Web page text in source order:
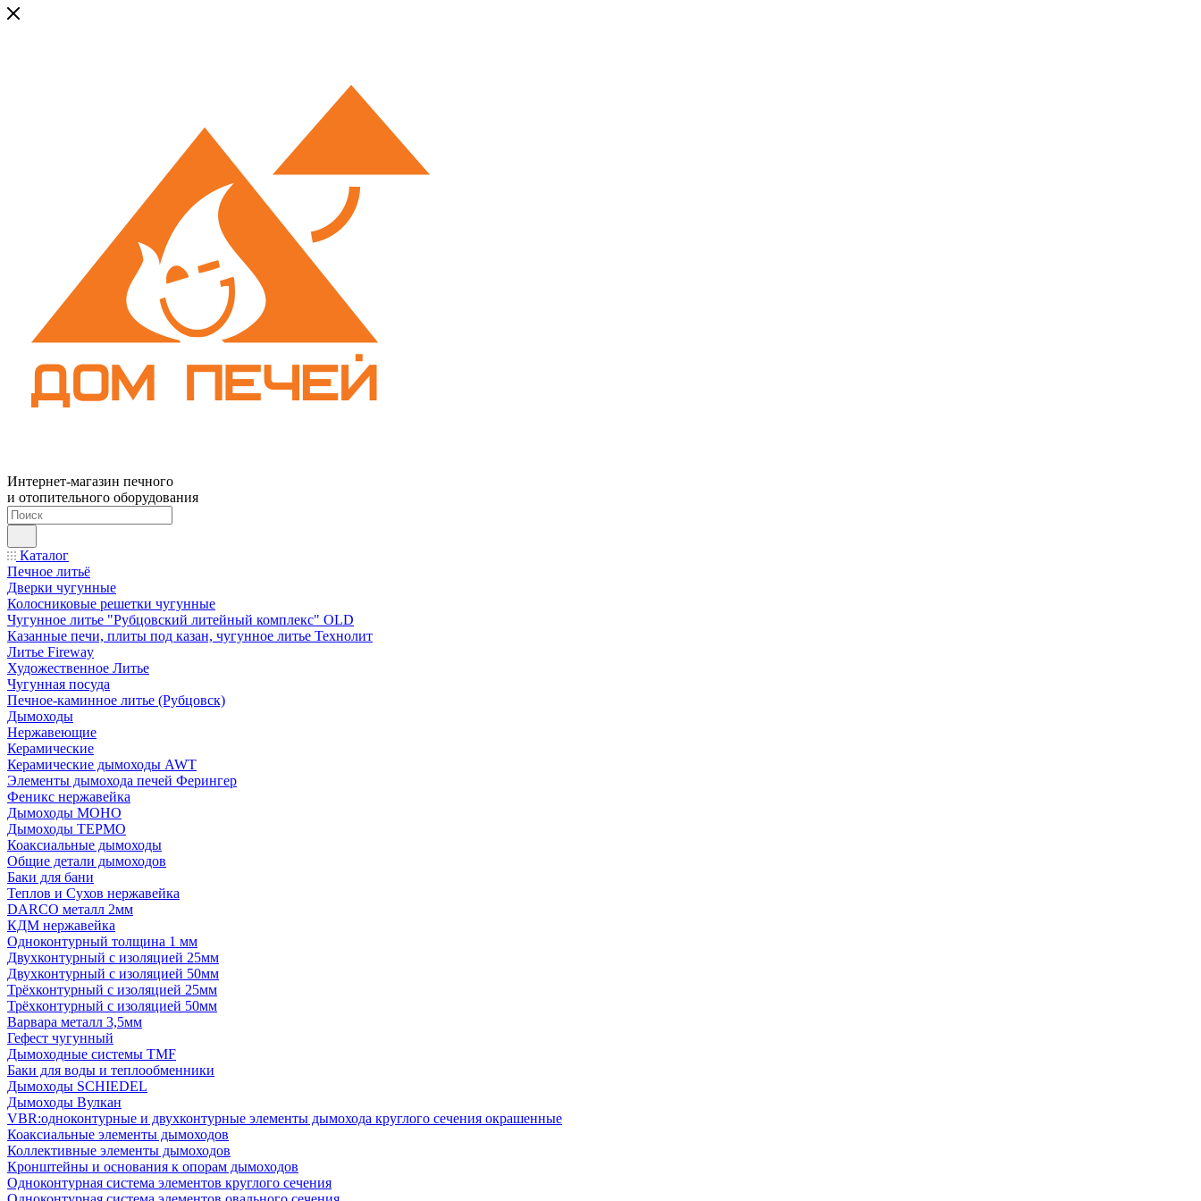
Интернет-магазин печного
и отопительного оборудования
Каталог
Печное литьё
Дверки чугунные
Колосниковые решетки чугунные
Чугунное литье "Рубцовский литейный комплекс" OLD
Казанные печи, плиты под казан, чугунное литье Технолит
Литье Fireway
Художественное Литье
Чугунная посуда
Печное-каминное литье (Рубцовск)
Дымоходы
Нержавеющие
Керамические
Керамические дымоходы AWT
Элементы дымохода печей Ферингер
Феникс нержавейка
Дымоходы МОНО
Дымоходы ТЕРМО
Коаксиальные дымоходы
Общие детали дымоходов
Баки для бани
Теплов и Сухов нержавейка
DARCO металл 2мм
КДМ нержавейка
Одноконтурный толщина 1 мм
Двухконтурный с изоляцией 25мм
Двухконтурный с изоляцией 50мм
Трёхконтурный с изоляцией 25мм
Трёхконтурный с изоляцией 50мм
Варвара металл 3,5мм
Гефест чугунный
Дымоходные системы TMF
Баки для воды и теплообменники
Дымоходы SCHIEDEL
Дымоходы Вулкан
VBR:одноконтурные и двухконтурные элементы дымохода круглого сечения окрашенные
Коаксиальные элементы дымоходов
Коллективные элементы дымоходов
Кронштейны и основания к опорам дымоходов
Одноконтурная система элементов круглого сечения